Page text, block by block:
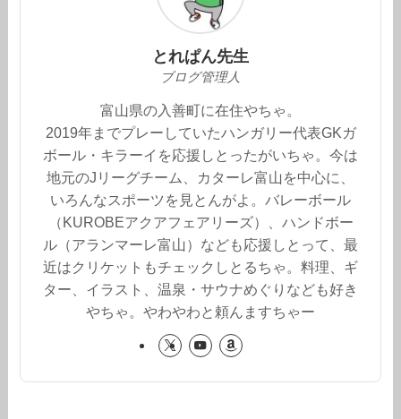
とれぱん先生
ブログ管理人
富山県の入善町に在住やちゃ。
2019年までプレーしていたハンガリー代表GKガ
ボール・キラーイを応援しとったがいちゃ。今は
地元のJリーグチーム、カターレ富山を中心に、
いろんなスポーツを見とんがよ。バレーボール
（KUROBEアクアフェアリーズ）、ハンドボー
ル（アランマーレ富山）なども応援しとって、最
近はクリケットもチェックしとるちゃ。料理、ギ
ター、イラスト、温泉・サウナめぐりなども好き
やちゃ。やわやわと頼んますちゃー